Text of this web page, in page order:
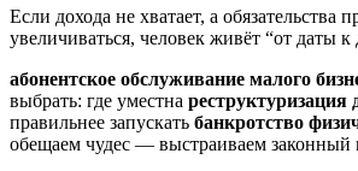
Если дохода не хватает, а обязательства
увеличиваться, человек живёт “от даты к
абонентское обслуживание малого
выбрать: где уместна реструктуризация
правильнее запускать банкротство
обещаем чудес — выстраиваем законный